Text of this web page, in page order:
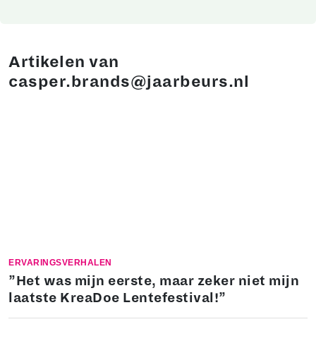
Artikelen van
casper.brands@jaarbeurs.nl
ERVARINGSVERHALEN
”Het was mijn eerste, maar zeker niet mijn
laatste KreaDoe Lentefestival!”